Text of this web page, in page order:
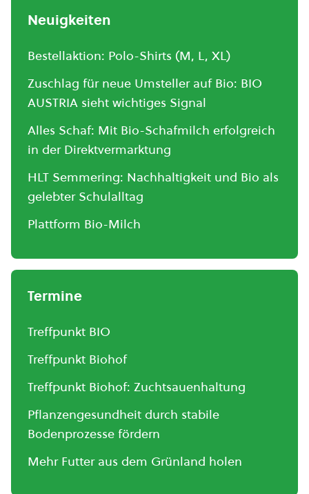
Neuigkeiten
Bestellaktion: Polo-Shirts (M, L, XL)
Zuschlag für neue Umsteller auf Bio: BIO
AUSTRIA sieht wichtiges Signal
Alles Schaf: Mit Bio-Schafmilch erfolgreich
in der Direktvermarktung
HLT Semmering: Nachhaltigkeit und Bio als
gelebter Schulalltag
Plattform Bio-Milch
Termine
Treffpunkt BIO
Treffpunkt Biohof
Treffpunkt Biohof: Zuchtsauenhaltung
Pflanzengesundheit durch stabile
Bodenprozesse fördern
Mehr Futter aus dem Grünland holen